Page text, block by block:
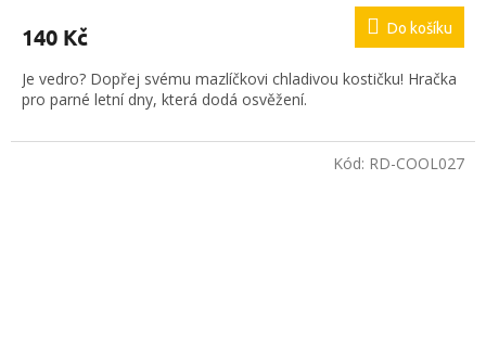
140 Kč Do košíku
Je vedro? Dopřej svému mazlíčkovi chladivou kostičku! Hračka
pro parné letní dny, která dodá osvěžení.
Kód: RD-COOL027